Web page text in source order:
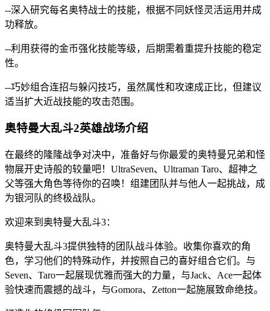
--深入研究每名奥特战士的技能，根据不同妖怪灵活运用并成
功释放。
--利用获得的金币强化技能等级，后期需着重提升技能的稳定
性。
--巧妙组合连招与躲闪技巧，虽然属性和攻速成正比，但建议
适当扩大近战技能的攻击范围。
奥特曼大乱斗2英雄战场介绍
在最终的隆隆战争对决中，准备好与你最爱的奥特曼兄弟和怪
物展开史诗般的较量吧！UltraSeven、Ultraman Taro、超神之
父等强大角色等待你的召唤！组建团队并与他人一起挑战，成
为银河队的终极战队。
欢迎来到奥特曼大乱斗3：
奥特曼大乱斗3提供独特的团队战斗体验。收集你喜欢的角
色，学习他们的特殊动作，并按照自己的喜好组合它们。与
Seven、Taro一起展现优雅而强大的力量，与Jack、Ace一起体
验快速而震撼的战斗，与Gomora、Zetton一起施展致命绝技。